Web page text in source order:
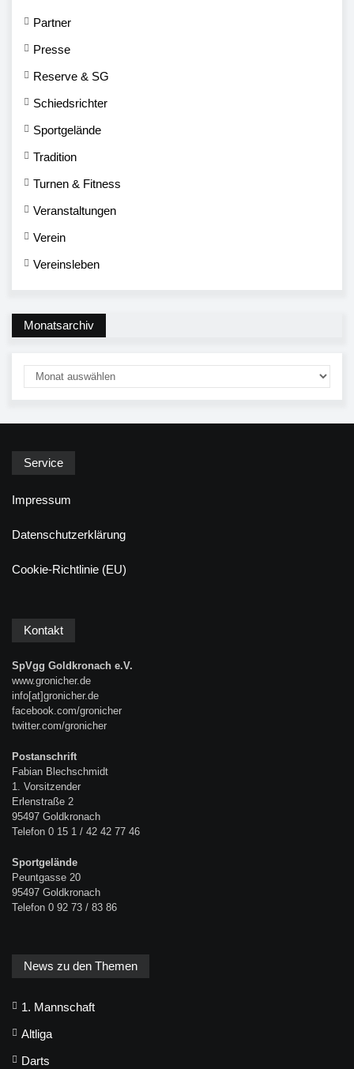
Partner
Presse
Reserve & SG
Schiedsrichter
Sportgelände
Tradition
Turnen & Fitness
Veranstaltungen
Verein
Vereinsleben
Monatsarchiv
Service
Impressum
Datenschutzerklärung
Cookie-Richtlinie (EU)
Kontakt
SpVgg Goldkronach e.V.
www.gronicher.de
info[at]gronicher.de
facebook.com/gronicher
twitter.com/gronicher
Postanschrift
Fabian Blechschmidt
1. Vorsitzender
Erlenstraße 2
95497 Goldkronach
Telefon 0 15 1 / 42 42 77 46
Sportgelände
Peuntgasse 20
95497 Goldkronach
Telefon 0 92 73 / 83 86
News zu den Themen
1. Mannschaft
Altliga
Darts